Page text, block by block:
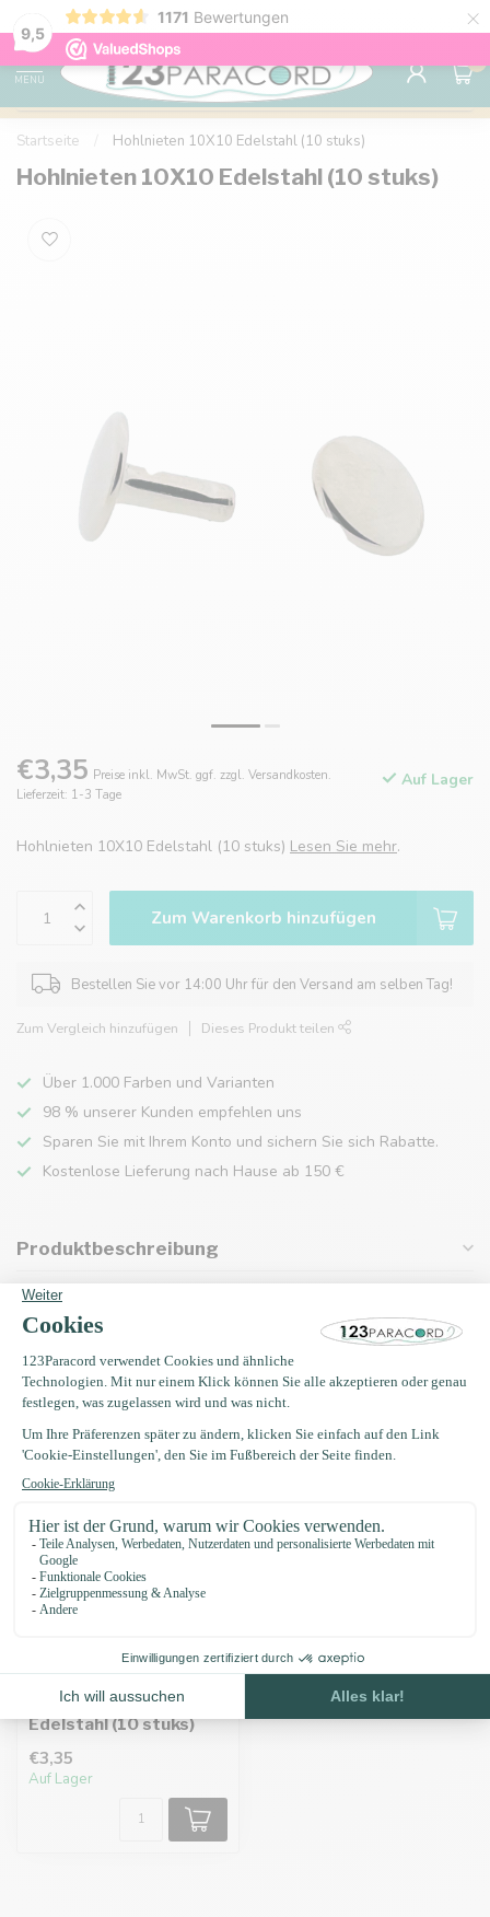
9,5
1171 Bewertungen ×
Kostenlose Lieferung nach Hause ab 150 €
MENU
0
Startseite Hohlnieten 10X10 Edelstahl (10 stuks)
Hohlnieten 10X10 Edelstahl (10 stuks)
€3,35 Preise inkl. MwSt. ggf. zzgl. Versandkosten.
Lieferzeit: 1-3 Tage
Auf Lager
Hohlnieten 10X10 Edelstahl (10 stuks) Lesen Sie mehr.
Zum Warenkorb hinzufügen
Bestellen Sie vor 14:00 Uhr für den Versand am selben Tag!
Zum Vergleich hinzufügen Dieses Produkt teilen
Über 1.000 Farben und Varianten
98 % unserer Kunden empfehlen uns
Sparen Sie mit Ihrem Konto und sichern Sie sich Rabatte.
Kostenlose Lieferung nach Hause ab 150 €
Produktbeschreibung
Eigenschaften
Zuletzt angesehen
Hohlnieten 10X10
Edelstahl (10 stuks)
€3,35
Auf Lager